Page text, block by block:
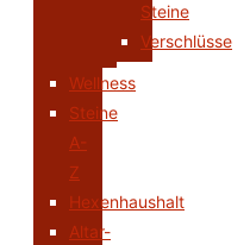
Steine
Verschlüsse
Wellness
Steine
A-
Z
Hexenhaushalt
Altar-